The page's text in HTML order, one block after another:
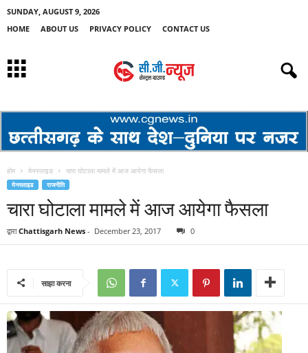
SUNDAY, AUGUST 9, 2026
HOME
ABOUT US PRIVACY POLICY CONTACT US
होम मेनस्लाइड चारा घोटाला मामले में आज आयेगा फैसला
मेनस्लाइड राजनीति
चारा घोटाला मामले में आज आयेगा फैसला
द्वारा Chattisgarh News - December 23, 2017 0
साझा करना